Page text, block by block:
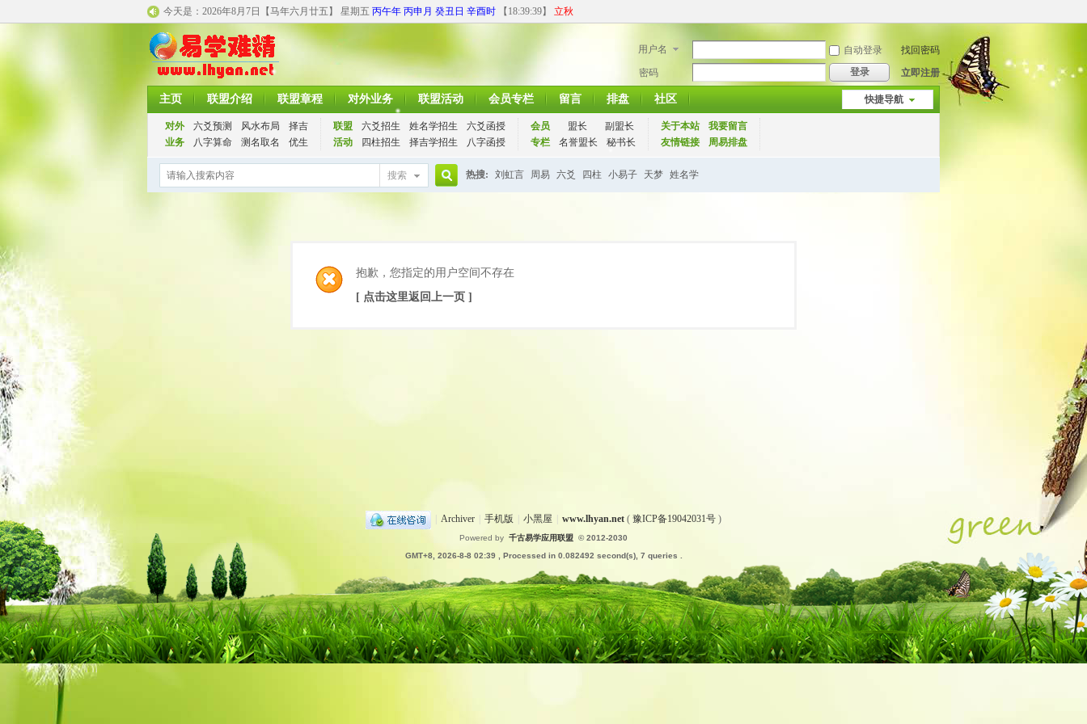
今天是： 2026年8月7日【马年六月廿五】 星期五 丙午年 丙申月 癸丑日 辛酉时 【 18:39:39】 立秋
用户名 自动登录
找回密码
密码
登录 立即注册
快捷导航
主页 联盟介绍 联盟章程 对外业务 联盟活动 会员专栏 留言 排盘 社区
对外 六爻预测 风水布局
择吉
业务
八字算命 测名取名 优生
联盟 六爻招生 姓名学招生
六爻函授
活动
四柱招生 择吉学招生 八字函授
会员 盟长
副盟长
专栏
名誉盟长 秘书长
关于本站
我要留言
友情链接
周易排盘
搜索
索
热搜: 刘虹言 周易 六爻 四柱 小易子 天梦 姓名学
抱歉，您指定的用户空间不存在
[ 点击这里返回上一页 ]
Archiver 手机版 小黑屋 www.lhyan.net ( 豫ICP备19042031号 )
Powered by 千古易学应用联盟 © 2012-2030
GMT+8, 2026-8-8 02:39 , Processed in 0.082492 second(s), 7 queries .